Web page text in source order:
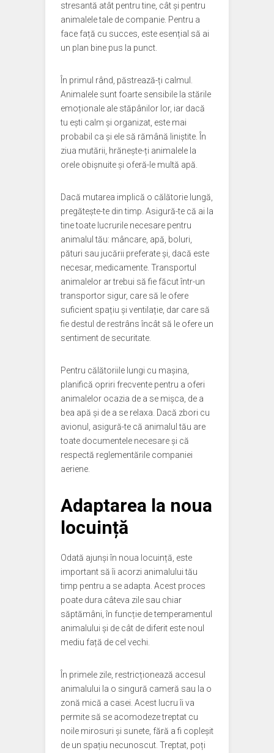
stresantă atât pentru tine, cât și pentru
animalele tale de companie. Pentru a
face față cu succes, este esențial să ai
un plan bine pus la punct.
În primul rând, păstrează-ți calmul.
Animalele sunt foarte sensibile la stările
emoționale ale stăpânilor lor, iar dacă
tu ești calm și organizat, este mai
probabil ca și ele să rămână liniștite. În
ziua mutării, hrănește-ți animalele la
orele obișnuite și oferă-le multă apă.
Dacă mutarea implică o călătorie lungă,
pregătește-te din timp. Asigură-te că ai la
tine toate lucrurile necesare pentru
animalul tău: mâncare, apă, boluri,
pături sau jucării preferate și, dacă este
necesar, medicamente. Transportul
animalelor ar trebui să fie făcut într-un
transportor sigur, care să le ofere
suficient spațiu și ventilație, dar care să
fie destul de restrâns încât să le ofere un
sentiment de securitate.
Pentru călătoriile lungi cu mașina,
planifică opriri frecvente pentru a oferi
animalelor ocazia de a se mișca, de a
bea apă și de a se relaxa. Dacă zbori cu
avionul, asigură-te că animalul tău are
toate documentele necesare și că
respectă reglementările companiei
aeriene.
Adaptarea la noua
locuință
Odată ajunși în noua locuință, este
important să îi acorzi animalului tău
timp pentru a se adapta. Acest proces
poate dura câteva zile sau chiar
săptămâni, în funcție de temperamentul
animalului și de cât de diferit este noul
mediu față de cel vechi.
În primele zile, restricționează accesul
animalului la o singură cameră sau la o
zonă mică a casei. Acest lucru îi va
permite să se acomodeze treptat cu
noile mirosuri și sunete, fără a fi copleșit
de un spațiu necunoscut. Treptat, poți